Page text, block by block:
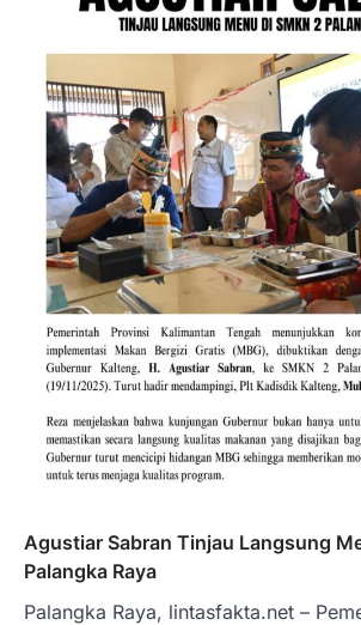
Agustiar Sabran Tinjau Langsung
Palangka Raya
Palangka Raya, lintasfakta.net –